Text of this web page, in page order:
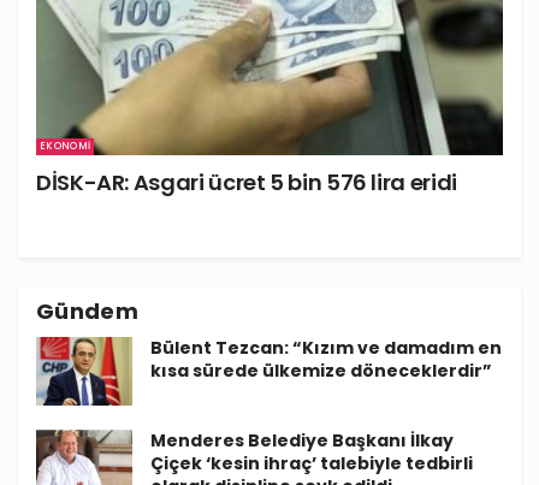
EKONOMI
DİSK-AR: Asgari ücret 5 bin 576 lira eridi
Gündem
Bülent Tezcan: “Kızım ve damadım en
kısa sürede ülkemize döneceklerdir”
Menderes Belediye Başkanı İlkay
Çiçek ‘kesin ihraç’ talebiyle tedbirli